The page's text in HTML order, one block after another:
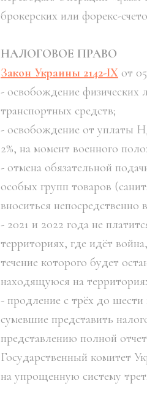
брокерских или форекс-
НАЛОГОВОЕ ПРАВО
Закон Украины 2142-IX от
- освобождение
транспортных средств;
- освобождение от уплаты
2%, на момент военного
- отмена обязательной
особых групп товаров
вноситься
- 2021 и 2022 года не
территориях, где идёт
течение которого будет
находящуюся на
- продление с трёх до шести
сумевшие представить
представлению полной
Государственный комитет
на упрощенную систему